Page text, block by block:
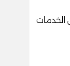
الخدمات